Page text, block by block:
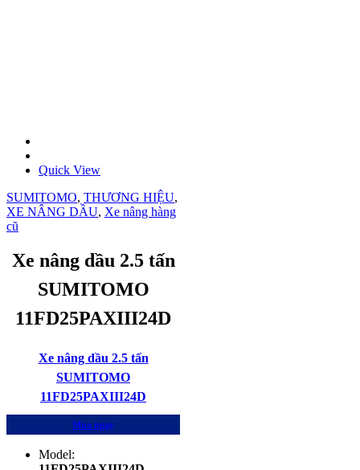
Quick View
SUMITOMO, THƯƠNG HIỆU,
XE NÂNG DẦU, Xe nâng hàng
cũ
Xe nâng dầu 2.5 tấn
SUMITOMO
11FD25PAXIII24D
Xe nâng dầu 2.5 tấn
SUMITOMO
11FD25PAXIII24D
Mua ngay
Model: